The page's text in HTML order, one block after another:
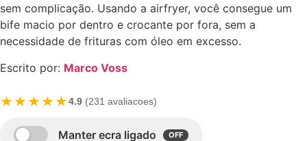
sem complicação. Usando a airfryer, você consegue um
bife macio por dentro e crocante por fora, sem a
necessidade de frituras com óleo em excesso.
Escrito por: Marco Voss
★★★★★4.9 (231 avaliacoes)